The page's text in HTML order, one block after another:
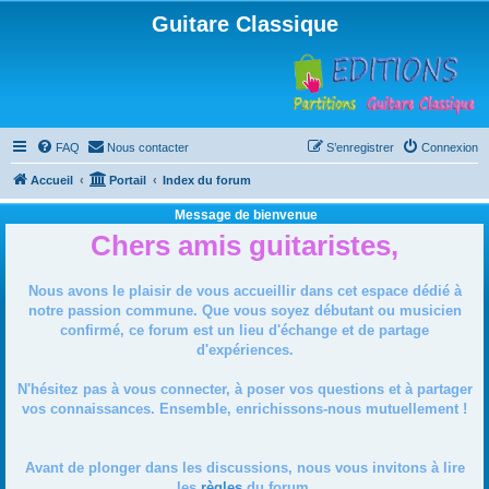
Guitare Classique
FAQ Nous contacter Connexion
S’enregistrer
Accueil Portail Index du forum
Message de bienvenue
Chers amis guitaristes,
Nous avons le plaisir de vous accueillir dans cet espace dédié à
notre passion commune. Que vous soyez débutant ou musicien
confirmé, ce forum est un lieu d'échange et de partage
d'expériences.
N'hésitez pas à vous connecter, à poser vos questions et à partager
vos connaissances. Ensemble, enrichissons-nous mutuellement !
Avant de plonger dans les discussions, nous vous invitons à lire